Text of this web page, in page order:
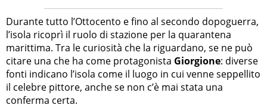
Durante tutto l’Ottocento e fino al secondo dopoguerra,
l’isola ricoprì il ruolo di stazione per la quarantena
marittima. Tra le curiosità che la riguardano, se ne può
citare una che ha come protagonista Giorgione: diverse
fonti indicano l’isola come il luogo in cui venne seppellito
il celebre pittore, anche se non c’è mai stata una
conferma certa.